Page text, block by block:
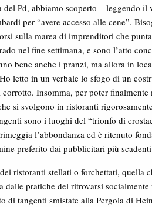
del Pd, abbiamo scoperto – leggendo
per “avere accesso alle cene”.
sulla marea di imprenditori che
nel fine settimana, e sono l’atto
bene anche i pranzi, ma allora in
letto in un verbale lo sfogo di un
Insomma, per poter
si svolgono in ristoranti
sono i luoghi del “trionfo di
l’abbondanza ed è ritenuto
preferito dai pubblicitari più
ristoranti stellati o forchettati,
dalle pratiche del ritrovarsi
di tangenti smistate alla Pergola di